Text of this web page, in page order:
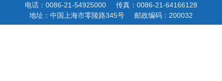
电话：0086-21-54925000
传真：0086-21-64166128
地址：中国上海市零陵路345号
邮政编码：200032